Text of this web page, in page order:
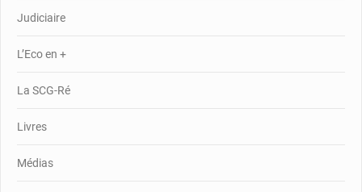
Judiciaire
L’Eco en +
La SCG-Ré
Livres
Médias